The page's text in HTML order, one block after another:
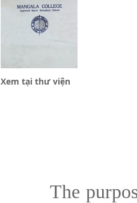
Xem tại thư viện
The purpose